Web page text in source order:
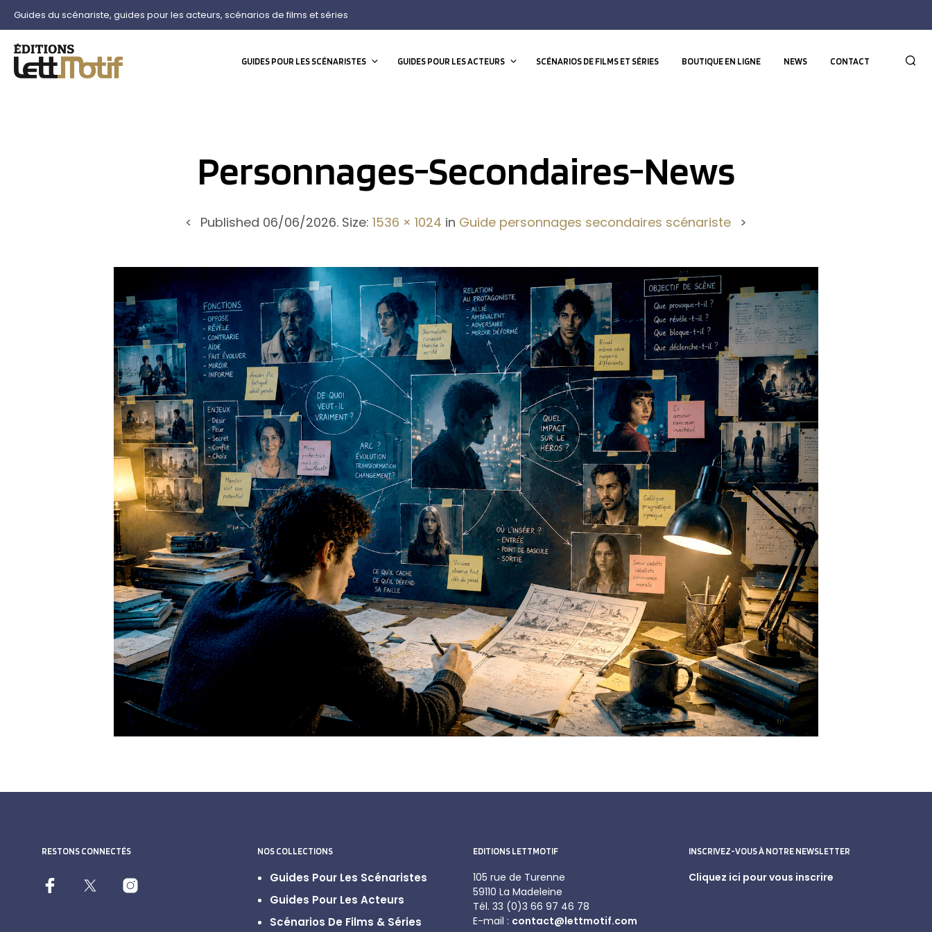
Guides du scénariste, guides pour les acteurs, scénarios de films et séries
GUIDES POUR LES SCÉNARISTES GUIDES POUR LES ACTEURS SCÉNARIOS DE FILMS ET SÉRIES BOUTIQUE EN LIGNE NEWS CONTACT
Personnages-Secondaires-News
Published 06/06/2026. Size:1536 × 1024 in Guide personnages secondaires scénariste
< >
RESTONS CONNECTÉS NOS COLLECTIONS
Guides Pour Les Scénaristes
Guides Pour Les Acteurs
Scénarios De Films & Séries
EDITIONS LETTMOTIF
105 rue de Turenne
59110 La Madeleine
Tél. 33 (0)3 66 97 46 78
E-mail : contact@lettmotif.com
INSCRIVEZ-VOUS À NOTRE NEWSLETTER
Cliquez ici pour vous inscrire